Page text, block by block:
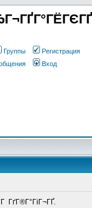
Группы
Регистрация
Вход
ГґГ®Г°ГіГ¬ГҐ.